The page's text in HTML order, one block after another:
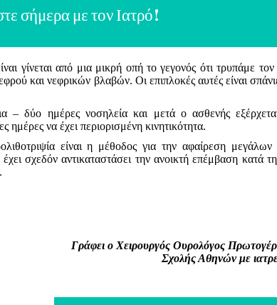
σήμερα με τον Ιατρό!
γίνεται από μια μικρή οπή το γεγονός ότι τρυπάμε
και νεφρικών βλαβών. Οι επιπλοκές αυτές είναι
– δύο ημέρες νοσηλεία και μετά ο ασθενής
ημέρες να έχει περιορισμένη κινητικότητα.
είναι η μέθοδος για την αφαίρεση
σχεδόν αντικαταστάσει την ανοικτή επέμβαση κατά
Γράφει ο Χειρουργός Ουρολόγος
Σχολής Αθηνών με